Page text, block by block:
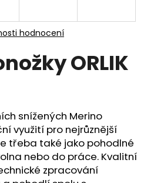
hodnocení
ORLIK
snížených Merino
využití pro nejrůznější
třeba také jako pohodlné
nebo do práce. Kvalitní
zpracování